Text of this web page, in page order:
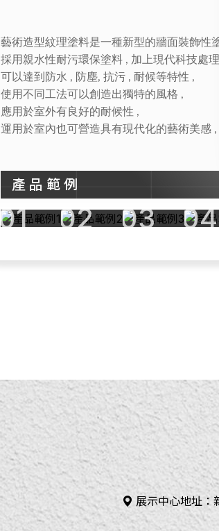
藝術造型紋理塗料是一種新型的牆面裝飾性
採用親水性耐污環保塗料 , 加上現代科技處
可以達到防水 , 防塵, 抗污 , 耐候等特性 ,
使用不同工法可以創造出獨特的風格 ,
應用於室外有良好的耐候性 ,
運用於室內也可營造具有現代化的藝術美感
產品範例
展示中心地址：